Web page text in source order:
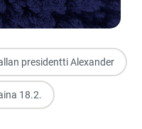
presidentti Alexander
18.2.